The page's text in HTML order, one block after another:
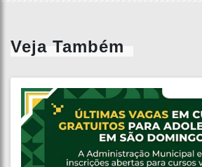
Veja Também